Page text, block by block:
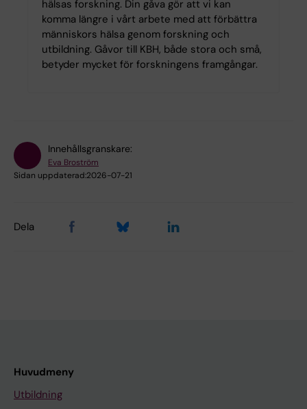
hälsas forskning. Din gåva gör att vi kan
komma längre i vårt arbete med att förbättra
människors hälsa genom forskning och
utbildning. Gåvor till KBH, både stora och små,
betyder mycket för forskningens framgångar.
Innehållsgranskare:
Eva Broström
Sidan uppdaterad:2026-07-21
Dela
Huvudmeny
Utbildning